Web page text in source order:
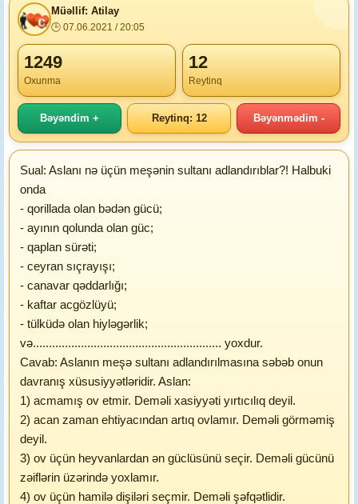
Müəllif: Atilay
🕒 07.06.2021 / 20:05
1249
Oxunma
12
Reytinq
Bəyəndim + Reytinq: 12 Bəyənmədim -
Sual: Aslanı nə üçün meşənin sultanı adlandırıblar?! Halbuki
onda
- qorillada olan bədən gücü;
- ayının qolunda olan güc;
- qaplan sürəti;
- ceyran sıçrayışı;
- canavar qəddarlığı;
- kaftar acgözlüyü;
- tülküdə olan hiyləgərlik;
və........................................................... yoxdur.
Cavab: Aslanın meşə sultanı adlandırılmasına səbəb onun
davranış xüsusiyyətləridir. Aslan:
1) acmamış ov etmir. Deməli xasiyyəti yırtıcılıq deyil.
2) acan zaman ehtiyacından artıq ovlamır. Deməli görməmiş
deyil.
3) ov üçün heyvanlardan ən güclüsünü seçir. Deməli gücünü
zəiflərin üzərində yoxlamır.
4) ov üçün hamilə dişiləri seçmir. Deməli şəfqətlidir.